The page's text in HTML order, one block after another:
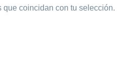
que coincidan con tu selección.